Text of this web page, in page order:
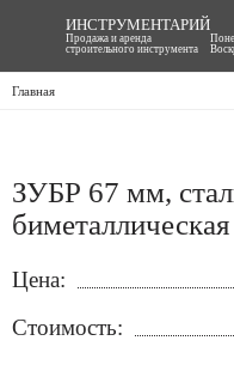
Главная
ЗУБР 67 мм,
Цена:
Стоимость:
ИНСТРУМЕНТАРИЙ
Продажа и аренда
строительного инструмента